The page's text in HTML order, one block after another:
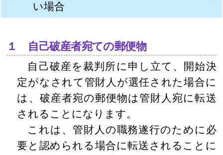
い場合
１ 自己破産者宛ての郵便物
自己破産を裁判所に申し立て、開始決
定がなされて管財人が選任された場合に
は、破産者宛の郵便物は管財人宛に転送
されることになります。
これは、管財人の職務遂行のために必
要と認められる場合に転送されることに